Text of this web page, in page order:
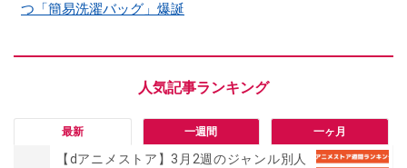
つ「簡易洗濯バッグ」爆誕
最新 一週間 一ヶ月
【dアニメストア】3月2週のジャンル別人